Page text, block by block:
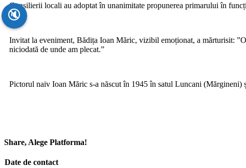
Consilierii locali au adoptat în unanimitate propunerea primarului în
Invitat la eveniment, Bădița Ioan Măric, vizibil emoționat, a mărturisit:
niciodată de unde am plecat.”
Pictorul naiv Ioan Măric s-a născut în 1945 în satul Luncani (Mărgineni)
Share, Alege Platforma!
Facebook
X
Reddit
LinkedIn
WhatsApp
Tumblr
Pinterest
E-
Date de contact
🔇